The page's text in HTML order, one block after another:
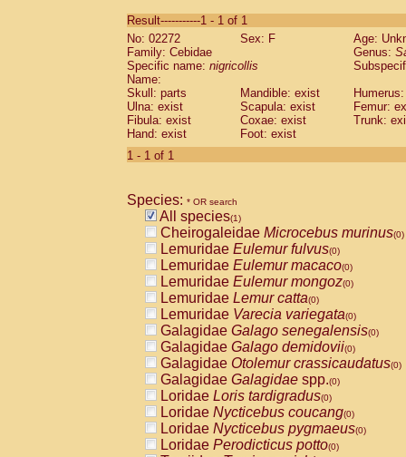
CebidaeSaguinus labiatus(0)
Cebidae Saguinus leucopus (0)
Cebidae
CebidaeSaguinus mystax
Cebidae Saguinus nigricollis (1)
Cebidae Saguinus oedipus
Cebidae Saguinus weddelli
Cebidae Saguinusspp.
Cebidae
CebidaeCebus capucinus
CebidaeCebus nigrivittatus
CebidaeCebus spp.(0)
CebidaeSaimiri boliviensis(0)
CebidaeSaimiri sciureus(0)
AtelidaeAlouatta caraya(0)
AtelidaeAlouatta fusca(0)
AtelidaeAlouatta seniculus(0)
AtelidaeAlouattaspp.(0)
AtelidaeAteles belzebuth(0)
AtelidaeAteles geoffroyi(0)
AtelidaeAteles paniscus(0)
AtelidaeAtelesspp.(0)
AtelidaeLagothrix lagothricha(0)
AtelidaeLagothrix lagothricha cana
PitheciidaeCacajao calvus
Result-----------1 - 1 of 1
No: 02272
Sex: F
Age:
Family: Cebidae
Genus:
Specific name: nigricollis
Name:
Skull: parts
Mandible: exist
Ulna: exist
Scapula: exist
Femur:
Fibula: exist
Coxae: exist
Trunk:
Hand: exist
Foot: exist
1 - 1 of 1
Species: * OR search
All species(1)
Cheirogaleidae Microcebus murinus(0)
Lemuridae Eulemur fulvus(0)
Lemuridae Eulemur macaco(0)
Lemuridae Eulemur mongoz(0)
Lemuridae Lemur catta(0)
Lemuridae Varecia variegata(0)
Galagidae Galago senegalensis(0)
Galagidae Galago demidovii(0)
Galagidae Otolemur crassicaudatus(0)
Galagidae Galagidae spp.(0)
Loridae Loris tardigradus(0)
Loridae Nycticebus coucang(0)
Loridae Nycticebus pygmaeus(0)
Loridae Perodicticus potto(0)